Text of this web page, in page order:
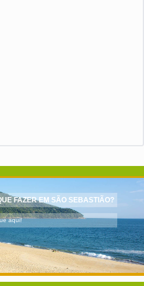
FAZER EM SÃO SEBASTIÃO?
aqui!